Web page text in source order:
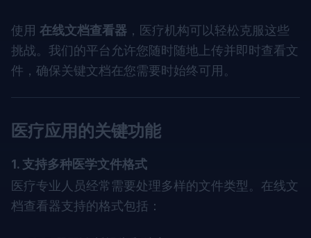
使用 在线文档查看器 ，医疗机构可以轻松克服这些
挑战。我们的平台允许您随时随地上传并即时查看文
件，确保关键文档在您需要时始终可用。
医疗应用的关键功能
1. 支持多种医学文件格式
医疗专业人员经常需要处理多样的文件类型。在线文
档查看器支持的格式包括：